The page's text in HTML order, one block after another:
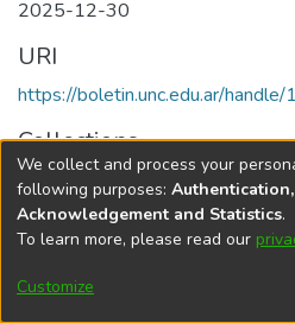
2025-12-30
URI
https://boletin.unc.edu.ar/
Collections
Edición 003/2026 del 5 de enero
Universidad
We collect and process your
following purposes:
Acknowledgement and Statistics.
To learn more, please read our
Customize